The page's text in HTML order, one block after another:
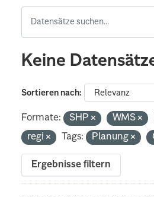
Keine
Sortieren nach
Formate: SHP WMS
regi
Tags: Planung
Ergebnisse filtern